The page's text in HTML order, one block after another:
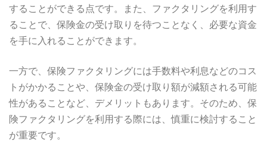
することができる点です。また、ファクタリングを利用す
ることで、保険金の受け取りを待つことなく、必要な資金
を手に入れることができます。
一方で、保険ファクタリングには手数料や利息などのコス
トがかかることや、保険金の受け取り額が減額される可能
性があることなど、デメリットもあります。そのため、保
険ファクタリングを利用する際には、慎重に検討すること
が重要です。